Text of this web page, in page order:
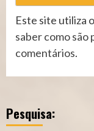
Este site utiliza
saber como são
comentários.
Pesquisa: